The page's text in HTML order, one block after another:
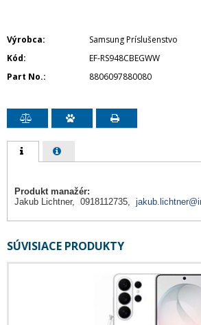
Výrobca
Samsung Príslušenstvo
Kód
EF-RS948CBEGWW
Part No.
8806097880080
Produkt manažér:
Jakub Lichtner, 0918112735,
SÚVISIACE PRODUKTY